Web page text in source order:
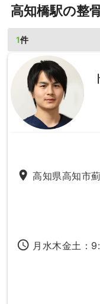
高知橋駅の整
1件
place 高知県高知市
access_time 月水木金土：